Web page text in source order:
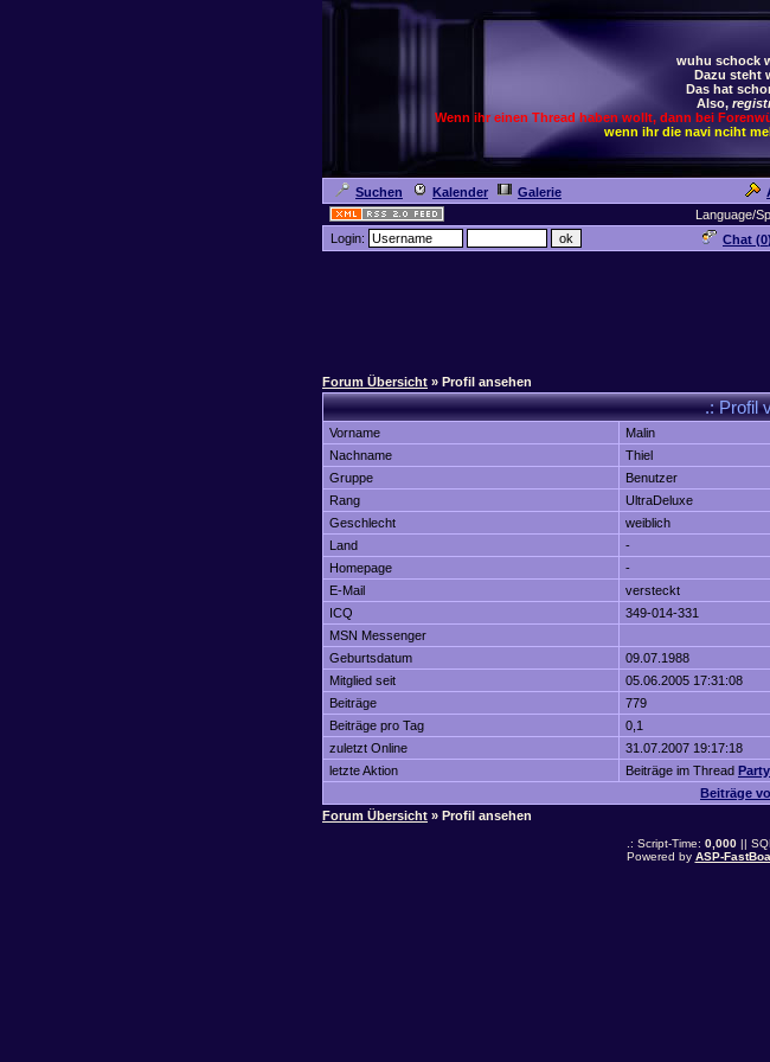
wuhu schock
Dazu steht
Das hat
Also,
Wenn ihr einen Thread haben wollt, dann bei
wenn ihr die navi nciht
Suchen Kalender Galerie
Language/
Login:
Chat (0)
Forum Übersicht » Profil ansehen
.: Profil
Vorname
Malin
Nachname
Thiel
Gruppe
Benutzer
Rang
UltraDeluxe
Geschlecht
weiblich
Land
-
Homepage
-
E-Mail
versteckt
ICQ
349-014-331
MSN Messenger
Geburtsdatum
09.07.1988
Mitglied seit
05.06.2005 17:31:08
Beiträge
779
Beiträge pro Tag
0,1
zuletzt Online
31.07.2007 19:17:18
letzte Aktion
Beiträge im Thread
Beiträge
Forum Übersicht » Profil ansehen
.: Script-Time: 0,000||
Powered by ASP-